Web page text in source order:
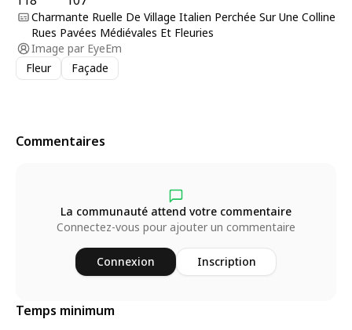
Charmante Ruelle De Village Italien Perchée Sur Une Colline
Rues Pavées Médiévales Et Fleuries
Image par EyeEm
Fleur
Façade
Commentaires
La communauté attend votre commentaire
Connectez-vous pour ajouter un commentaire
Connexion Inscription
Temps minimum